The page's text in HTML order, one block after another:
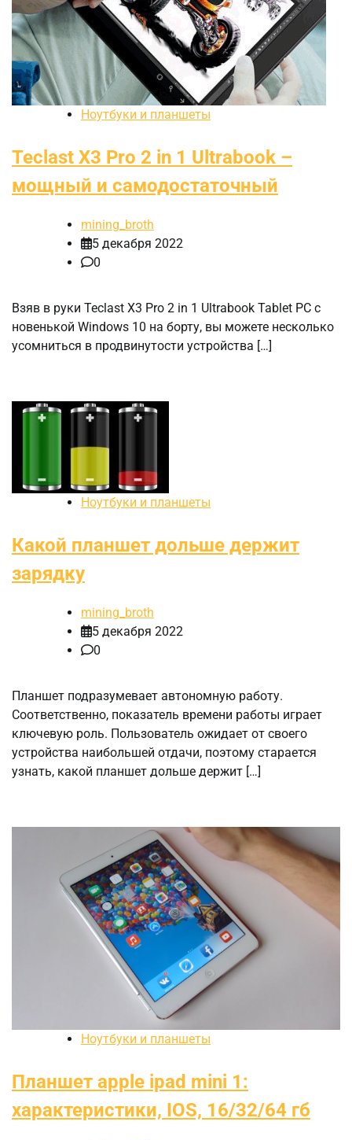
Ноутбуки и планшеты
Teclast X3 Pro 2 in 1 Ultrabook –
мощный и самодостаточный
mining_broth
5 декабря 2022
0
Взяв в руки Teclast X3 Pro 2 in 1 Ultrabook Tablet PC с
новенькой Windows 10 на борту, вы можете несколько
усомниться в продвинутости устройства […]
Ноутбуки и планшеты
Какой планшет дольше держит
зарядку
mining_broth
5 декабря 2022
0
Планшет подразумевает автономную работу.
Соответственно, показатель времени работы играет
ключевую роль. Пользователь ожидает от своего
устройства наибольшей отдачи, поэтому старается
узнать, какой планшет дольше держит […]
Ноутбуки и планшеты
Планшет apple ipad mini 1:
характеристики, IOS, 16/32/64 гб